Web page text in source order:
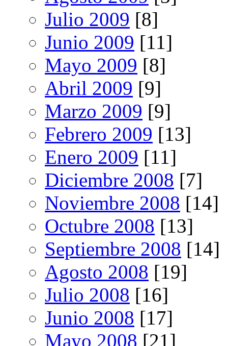
Julio 2009 [8]
Junio 2009 [11]
Mayo 2009 [8]
Abril 2009 [9]
Marzo 2009 [9]
Febrero 2009 [13]
Enero 2009 [11]
Diciembre 2008 [7]
Noviembre 2008 [14]
Octubre 2008 [13]
Septiembre 2008 [14]
Agosto 2008 [19]
Julio 2008 [16]
Junio 2008 [17]
Mayo 2008 [21]